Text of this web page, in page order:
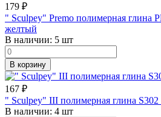
179 ₽
" Sculpey" Premo полимерная глина
желтый
В наличии: 5 шт
В корзину
167 ₽
" Sculpey" III полимерная глина S302
В наличии: 4 шт